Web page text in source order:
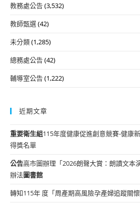
教務處公告(3,532)
教師甄選(42)
未分類(1,285)
總務處公告(42)
輔導室公告(1,222)
近期文章
重要衛生組115年度健康促進創意競賽-健康
得獎名單
公告高市圖辦理「2026朗聲大賞：朗讀文本
辦法圖書館
轉知115年 度「周產期高風險孕產婦追蹤關懷